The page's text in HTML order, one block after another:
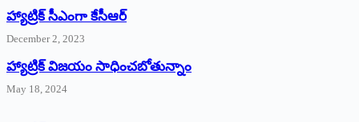
హ్యాట్రిక్‌ ‌సీఎంగా కేసీఆర్‌
December 2, 2023
హ్యాట్రిక్‌ విజయం సాధించబోతున్నాం
May 18, 2024